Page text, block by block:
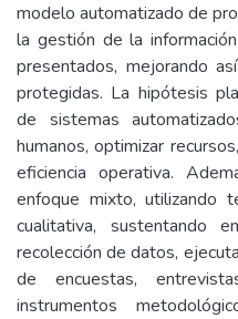
modelo automatizado de
la gestión de la
presentados, mejorando
protegidas. La hipótesis
de sistemas
humanos, optimizar
eficiencia operativa.
enfoque mixto, utilizando
cualitativa, sustentando
recolección de datos,
de encuestas,
instrumentos